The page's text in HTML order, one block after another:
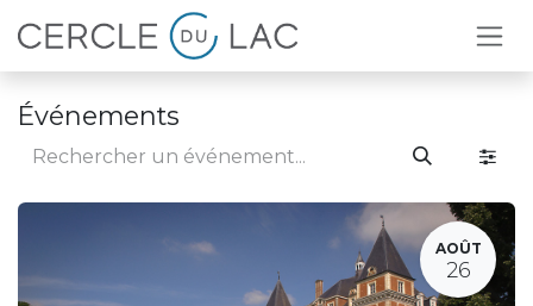
Se rendre au contenu
Événements
AOÛT
26